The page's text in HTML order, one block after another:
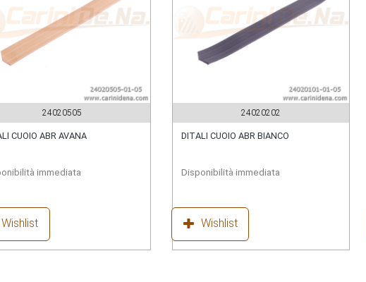
24020505
CUOIO ABR AVANA
immediata
Wishlist
24020202
DITALI CUOIO ABR BIANCO
Disponibilità immediata
Wishlist